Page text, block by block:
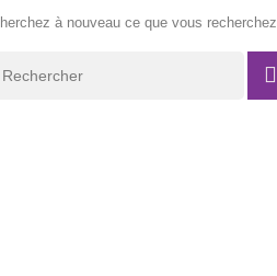
à nouveau ce que vous recherchez